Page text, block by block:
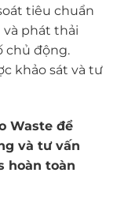
tiêu chuẩn
và phát thải
chủ động.
khảo sát và tư
Waste để
và tư vấn
hoàn toàn